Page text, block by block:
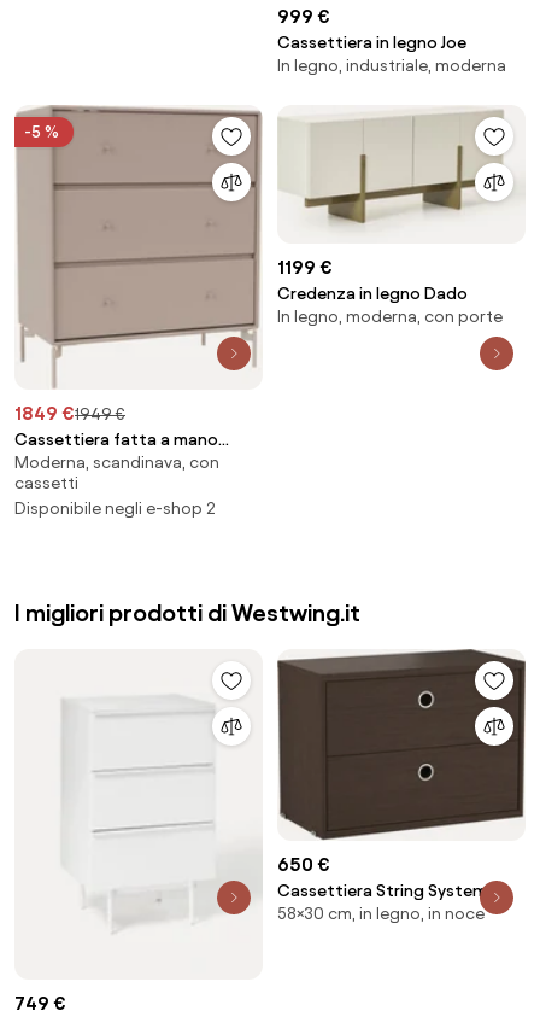
999 €
Cassettiera in legno Joe
In legno, industriale, moderna
-5 %
1849 €1949 €
Cassettiera fatta a mano
Carry
Moderna, scandinava, con
cassetti
Disponibile negli e-shop 2
1199 €
Credenza in legno Dado
In legno, moderna, con porte
I migliori prodotti di Westwing.it
749 €
650 €
Cassettiera String System,
larg. 58 x prof. 30 cm
58×30 cm, in legno, in noce